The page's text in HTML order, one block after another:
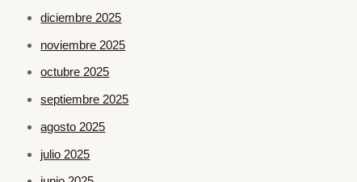
diciembre 2025
noviembre 2025
octubre 2025
septiembre 2025
agosto 2025
julio 2025